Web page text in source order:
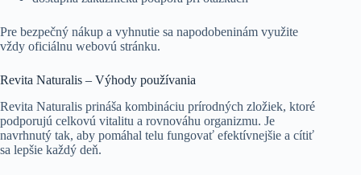
Pre bezpečný nákup a vyhnutie sa napodobeninám využite
vždy oficiálnu webovú stránku.
Revita Naturalis – Výhody používania
Revita Naturalis prináša kombináciu prírodných zložiek, ktoré
podporujú celkovú vitalitu a rovnováhu organizmu. Je
navrhnutý tak, aby pomáhal telu fungovať efektívnejšie a cítiť
sa lepšie každý deň.